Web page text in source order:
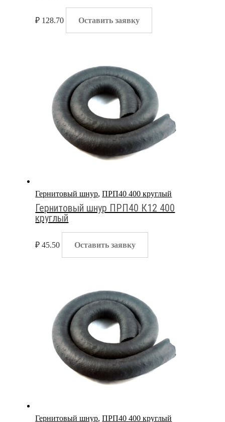
₽ 128.70 Оставить заявку
Гернитовый шнур,ПРП40 400 круглый
Гернитовый шнур ПРП40 К12 400
круглый
₽ 45.50 Оставить заявку
Гернитовый шнур,ПРП40 400 круглый